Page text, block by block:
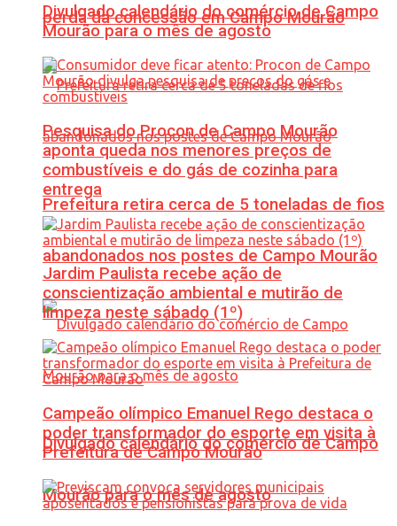
perda da concessão em Campo Mourão
Prefeitura retira cerca de 5 toneladas de fios
abandonados nos postes de Campo Mourão
Divulgado calendário do comércio de Campo
Mourão para o mês de agosto
Divulgado calendário do comércio de Campo
Mourão para o mês de agosto
Pesquisa do Procon de Campo Mourão
aponta queda nos menores preços de
combustíveis e do gás de cozinha para
entrega
Jardim Paulista recebe ação de
conscientização ambiental e mutirão de
limpeza neste sábado (1º)
Campeão olímpico Emanuel Rego destaca o
poder transformador do esporte em visita à
Prefeitura de Campo Mourão